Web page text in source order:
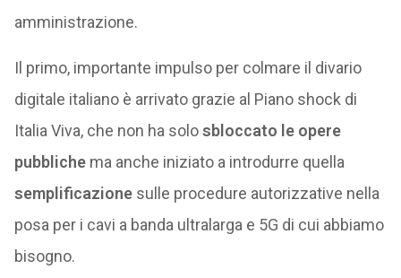
amministrazione.
Il primo, importante impulso per colmare il divario
digitale italiano è arrivato grazie al Piano shock di
Italia Viva, che non ha solosbloccato le opere
pubblichema anche iniziato a introdurre quella
semplificazionesulle procedure autorizzative nella
posa per i cavi a banda ultralarga e 5G di cui abbiamo
bisogno.